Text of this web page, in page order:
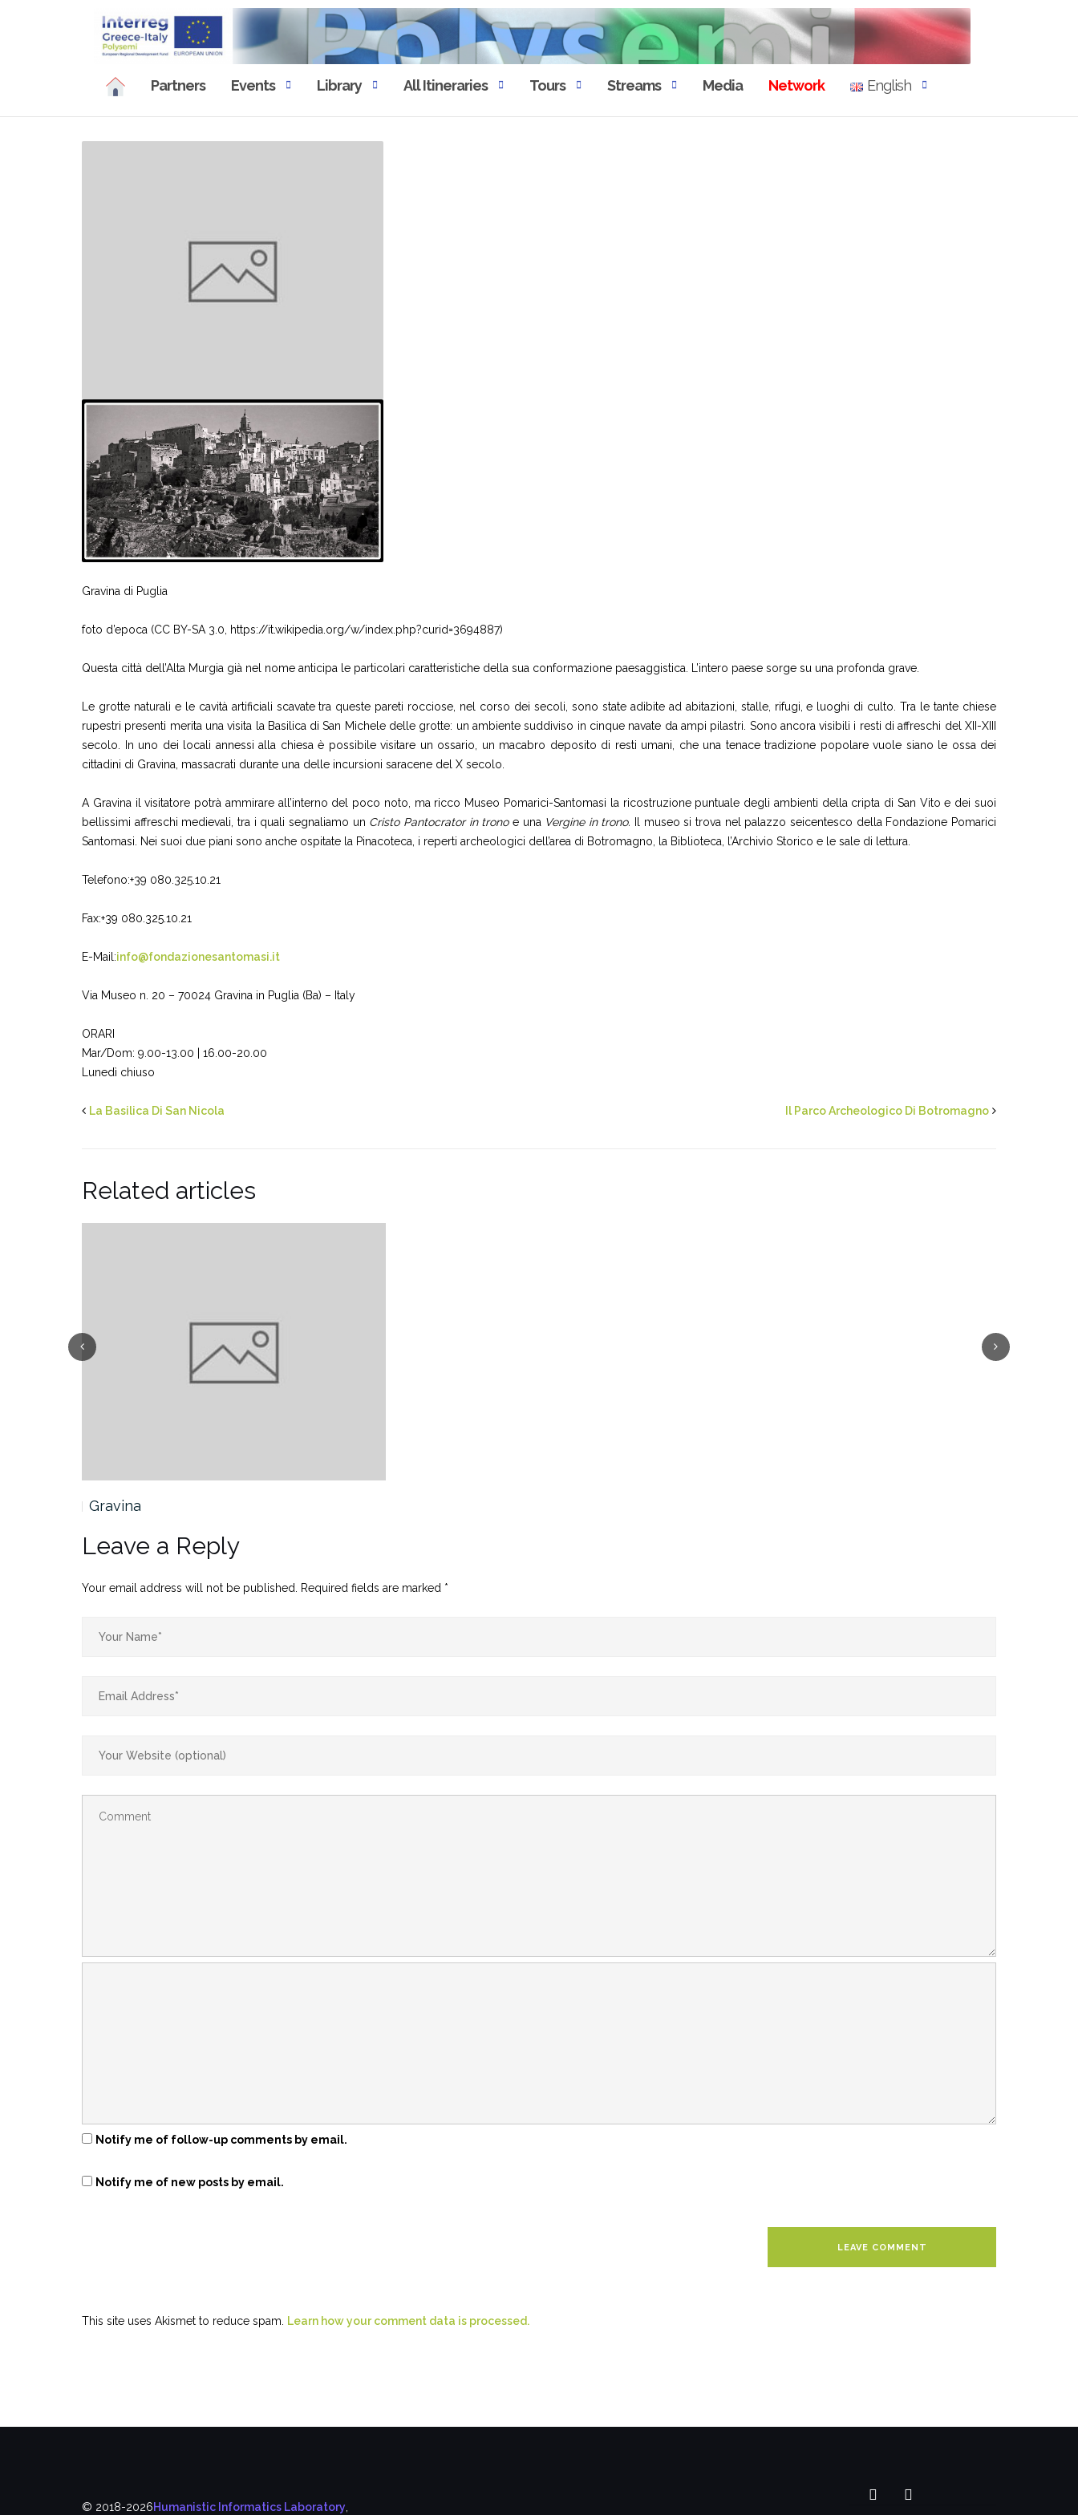
Partners Events Library All Itineraries Tours Streams Media Network English
Gravina di Puglia
foto d’epoca (CC BY-SA 3.0, https://it.wikipedia.org/w/index.php?curid=3694887)
Questa città dell’Alta Murgia già nel nome anticipa le particolari caratteristiche della sua conformazione paesaggistica. L’intero paese sorge su una profonda grave.
Le grotte naturali e le cavità artificiali scavate tra queste pareti rocciose, nel corso dei secoli, sono state adibite ad abitazioni, stalle, rifugi, e luoghi di culto. Tra le tante chiese
rupestri presenti merita una visita la Basilica di San Michele delle grotte: un ambiente suddiviso in cinque navate da ampi pilastri. Sono ancora visibili i resti di affreschi del XII-XIII
secolo. In uno dei locali annessi alla chiesa è possibile visitare un ossario, un macabro deposito di resti umani, che una tenace tradizione popolare vuole siano le ossa dei
cittadini di Gravina, massacrati durante una delle incursioni saracene del X secolo.
A Gravina il visitatore potrà ammirare all’interno del poco noto, ma ricco Museo Pomarici-Santomasi la ricostruzione puntuale degli ambienti della cripta di San Vito e dei suoi
bellissimi affreschi medievali, tra i quali segnaliamo un Cristo Pantocrator in trono e una Vergine in trono.
Il museo si trova nel palazzo seicentesco della Fondazione Pomarici
Santomasi. Nei suoi due piani sono anche ospitate la Pinacoteca, i reperti archeologici dell’area di Botromagno, la Biblioteca, l’Archivio Storico e le sale di lettura.
Telefono:+39 080.325.10.21
Fax:+39 080.325.10.21
E-Mail:info@fondazionesantomasi.it
Via Museo n. 20 – 70024 Gravina in Puglia (Ba) – Italy
ORARI
Mar/Dom: 9.00-13.00 | 16.00-20.00
Lunedì chiuso
La Basilica Di San Nicola Il Parco Archeologico Di Botromagno
Related articles
Gravina
Leave a Reply
Your email address will not be published. Required fields are marked *
Notify me of follow-up comments by email.
Notify me of new posts by email.
This site uses Akismet to reduce spam. Learn how your comment data is processed.
© 2018-2026Humanistic Informatics Laboratory,